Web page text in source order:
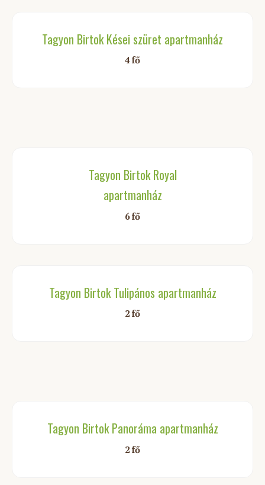
Tagyon Birtok Kései szüret apartmanház
4 fő
Tagyon Birtok Royal
apartmanház
6 fő
Tagyon Birtok Tulipános apartmanház
2 fő
Tagyon Birtok Panoráma apartmanház
2 fő